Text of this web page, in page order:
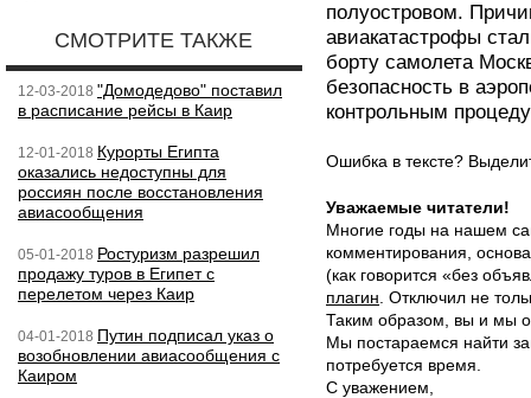
СМОТРИТЕ ТАКЖЕ
12-03-2018 "Домодедово" поставил
в расписание рейсы в Каир
12-01-2018 Курорты Египта
оказались недоступны для
россиян после восстановления
авиасообщения
05-01-2018 Ростуризм разрешил
продажу туров в Египет с
перелетом через Каир
04-01-2018 Путин подписал указ о
возобновлении авиасообщения с
Каиром
полуостровом.
авиакатастрофы
борту самолета
безопасность в
контрольным
Ошибка в тексте?
Уважаемые читатели!
Многие годы на нашем
комментирования,
(как говорится «без
плагин . Отключил не
Таким образом, вы и мы
Мы постараемся найти
потребуется время.
С уважением,